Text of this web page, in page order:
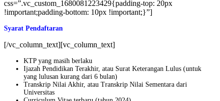
css=”.vc_custom_1680081223429{padding-top: 20px
!important;padding-bottom: 10px !important;}”]
Syarat Pendaftaran
[/vc_column_text][vc_column_text]
KTP yang masih berlaku
Ijazah Pendidikan Terakhir, atau Surat Keterangan Lulus (untuk
yang lulusan kurang dari 6 bulan)
Transkrip Nilai Akhir, atau Transkrip Nilai Sementara dari
Universitas